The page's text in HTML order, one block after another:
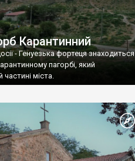
Карантинний
- Генуезька фортеця знаходиться
пагорбі, який
частині міста.